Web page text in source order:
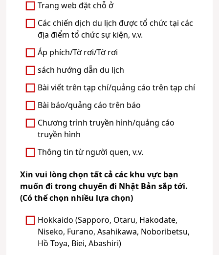
Trang web đặt chỗ ở
Các chiến dịch du lịch được tổ chức tại các
địa điểm tổ chức sự kiện, v.v.
Áp phích/Tờ rơi/Tờ rơi
sách hướng dẫn du lịch
Bài viết trên tạp chí/quảng cáo trên tạp chí
Bài báo/quảng cáo trên báo
Chương trình truyền hình/quảng cáo
truyền hình
Thông tin từ người quen, v.v.
Xin vui lòng chọn tất cả các khu vực bạn
muốn đi trong chuyến đi Nhật Bản sắp tới.
(Có thể chọn nhiều lựa chọn)
Hokkaido (Sapporo, Otaru, Hakodate,
Niseko, Furano, Asahikawa, Noboribetsu,
Hồ Toya, Biei, Abashiri)